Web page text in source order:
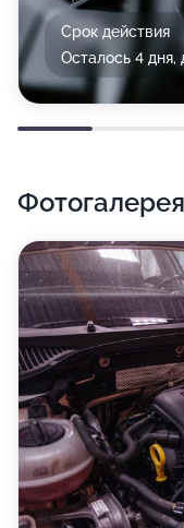
Срок действия
Осталось 4 дня,
Фотогалерея